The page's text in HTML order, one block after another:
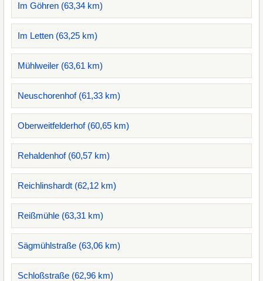
Im Göhren (63,34 km)
Im Letten (63,25 km)
Mühlweiler (63,61 km)
Neuschorenhof (61,33 km)
Oberweitfelderhof (60,65 km)
Rehaldenhof (60,57 km)
Reichlinshardt (62,12 km)
Reißmühle (63,31 km)
Sägmühlstraße (63,06 km)
Schloßstraße (62,96 km)